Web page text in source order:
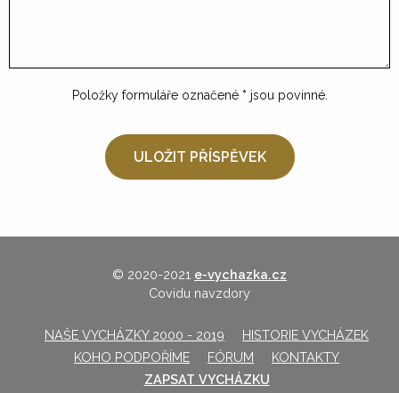
Položky formuláře označené * jsou povinné.
© 2020-2021 e-vychazka.cz
Covidu navzdory
NAŠE VYCHÁZKY 2000 - 2019
HISTORIE VYCHÁZEK
KOHO PODPOŘÍME
FÓRUM
KONTAKTY
ZAPSAT VYCHÁZKU